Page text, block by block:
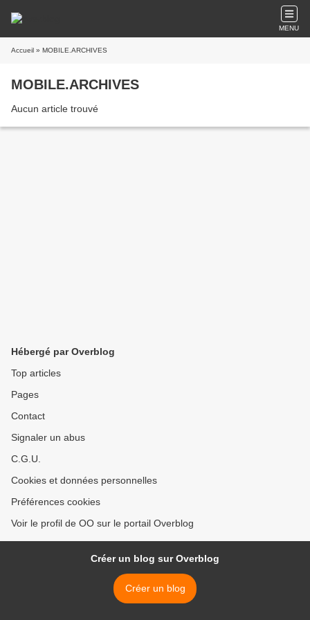
MENU
Accueil » MOBILE.ARCHIVES
MOBILE.ARCHIVES
Aucun article trouvé
Hébergé par Overblog
Top articles
Pages
Contact
Signaler un abus
C.G.U.
Cookies et données personnelles
Préférences cookies
Voir le profil de OO sur le portail Overblog
Créer un blog sur Overblog
Créer un blog